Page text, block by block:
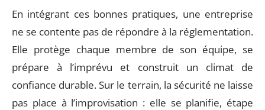
En intégrant ces bonnes pratiques, une entreprise
ne se contente pas de répondre à la réglementation.
Elle protège chaque membre de son équipe, se
prépare à l’imprévu et construit un climat de
confiance durable. Sur le terrain, la sécurité ne laisse
pas place à l’improvisation : elle se planifie, étape